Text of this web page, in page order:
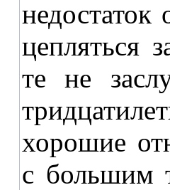
недостаток
цепляться
те не
хорошие
с большим